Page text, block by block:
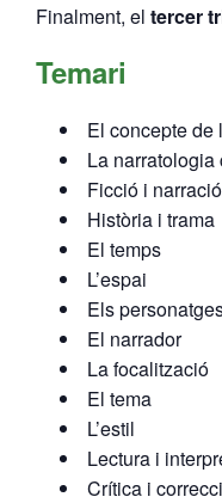
- Mirall de Glaç
- Grup d’Opinió
- Escola de Literatura
- Laboratori Creatiu
Finalment, el tercer
Temari
El concepte de
La
Ficció i narració
Història i trama
El temps
L’espai
Els
El narrador
La focalització
El tema
L’estil
Lectura i
Crítica i